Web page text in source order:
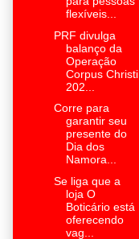
flexíveis...
PRF divulga
balanço da
Operação
Corpus Christi
202...
Corre para
garantir seu
presente do
Dia dos
Namora...
Se liga que a
loja O
Boticário está
oferecendo
vag...